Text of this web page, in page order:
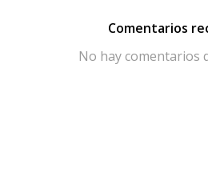
Comentarios
No hay comentarios